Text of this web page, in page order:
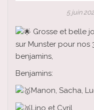
5 juin
Grosse et belle
sur Munster pour nos
benjamins,
Benjamins:
Manon, Sacha,
Lino et Cyril